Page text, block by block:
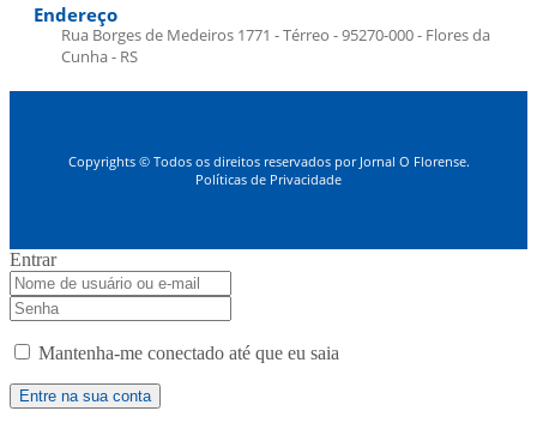
Endereço
Rua Borges de Medeiros 1771 - Térreo - 95270-000 - Flores da
Cunha - RS
Copyrights © Todos os direitos reservados por Jornal O Florense.
Políticas de Privacidade
Entrar
Mantenha-me conectado até que eu saia